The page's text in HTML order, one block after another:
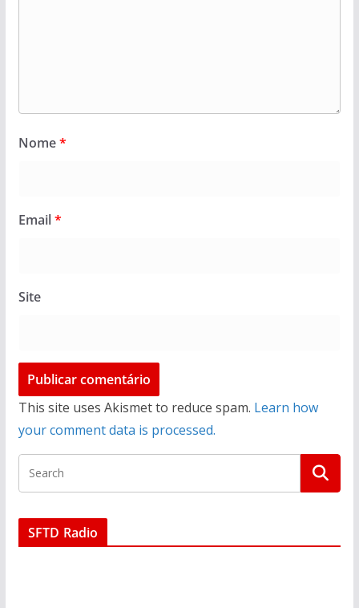
Nome*
Email*
Site
This site uses Akismet to reduce spam. Learn how
your comment data is processed.
SFTD Radio